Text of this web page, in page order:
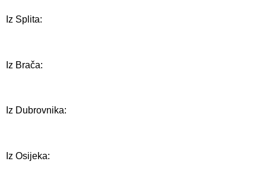
Iz Splita:
Iz Brača:
Iz Dubrovnika:
Iz Osijeka: